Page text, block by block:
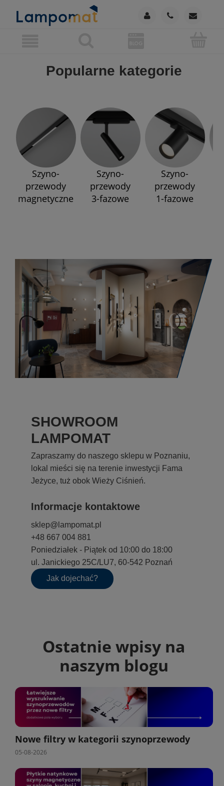
Popularne kategorie
Szyno-
przewody
magnetyczne
Szyno-
przewody
3-fazowe
Szyno-
przewody
1-fazowe
SHOWROOM
LAMPOMAT
Zapraszamy do naszego sklepu w Poznaniu,
lokal mieści się na terenie inwestycji Fama
Jeżyce, tuż obok Wieży Ciśnień.
Informacje kontaktowe
sklep@lampomat.pl
+48 667 004 881
Poniedziałek - Piątek od 10:00 do 18:00
ul. Janickiego 25C/LU7, 60-542 Poznań
Jak dojechać?
Ostatnie wpisy na
naszym blogu
Nowe filtry w kategorii szynoprzewody
05-08-2026